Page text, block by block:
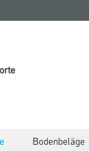
Bodenbeläge